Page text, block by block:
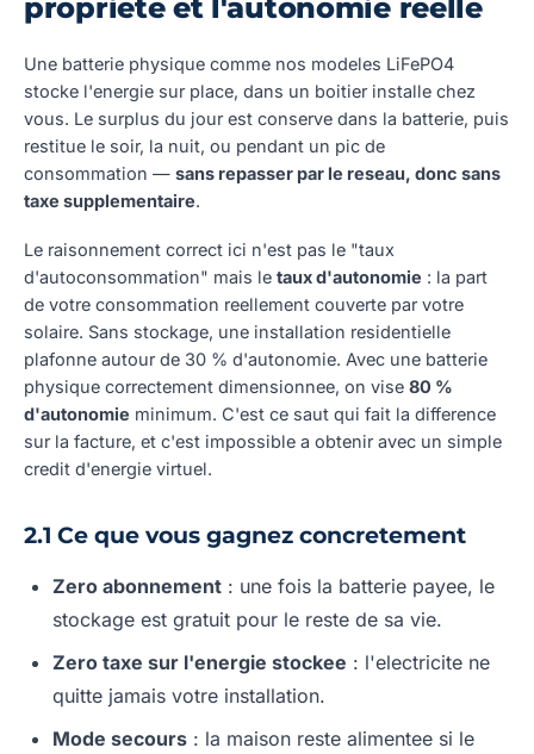
propriete et l'autonomie reelle
Une batterie physique comme nos modeles LiFePO4
stocke l'energie sur place, dans un boitier installe chez
vous. Le surplus du jour est conserve dans la batterie, puis
restitue le soir, la nuit, ou pendant un pic de
consommation — sans repasser par le reseau, donc sans
taxe supplementaire.
Le raisonnement correct ici n'est pas le "taux
d'autoconsommation" mais le taux d'autonomie : la part
de votre consommation reellement couverte par votre
solaire. Sans stockage, une installation residentielle
plafonne autour de 30 % d'autonomie. Avec une batterie
physique correctement dimensionnee, on vise 80 %
d'autonomie minimum. C'est ce saut qui fait la difference
sur la facture, et c'est impossible a obtenir avec un simple
credit d'energie virtuel.
2.1 Ce que vous gagnez concretement
Zero abonnement : une fois la batterie payee, le
stockage est gratuit pour le reste de sa vie.
Zero taxe sur l'energie stockee : l'electricite ne
quitte jamais votre installation.
Mode secours : la maison reste alimentee si le